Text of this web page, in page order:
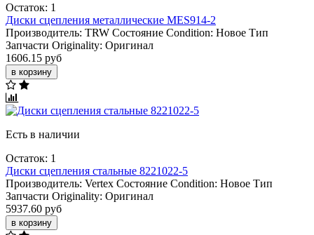
Остаток: 1
Диски сцепления металлические MES914-2
Производитель: TRW Состояние Condition: Новое Тип
Запчасти Originality: Оригинал
1606.15 руб
в корзину
Есть в наличии
Остаток: 1
Диски сцепления стальные 8221022-5
Производитель: Vertex Состояние Condition: Новое Тип
Запчасти Originality: Оригинал
5937.60 руб
в корзину